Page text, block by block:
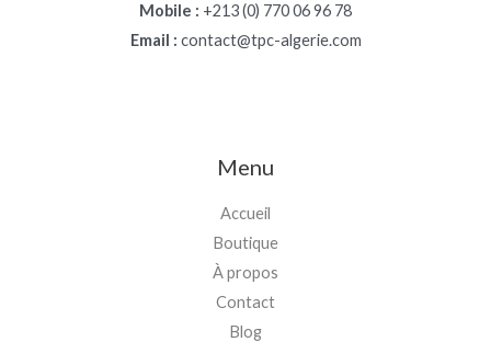
Mobile : +213 (0) 770 06 96 78
Email : contact@tpc-algerie.com
Menu
Accueil
Boutique
À propos
Contact
Blog